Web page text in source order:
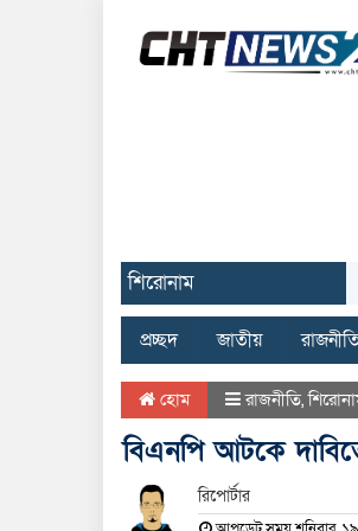
শিরোনাম
প্রচ্ছদ জাতীয়
হোম রাজনীতি,
বিএনপি আটকে
রিপোর্টার